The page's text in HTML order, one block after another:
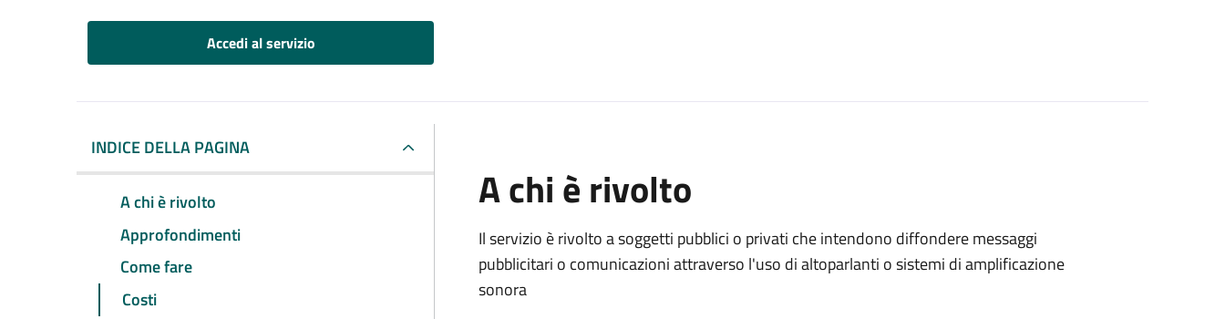
Accedi al servizio
INDICE DELLA PAGINA
A chi è rivolto
Approfondimenti
Come fare
Costi
A chi è rivolto
Il servizio è rivolto a soggetti pubblici o privati che intendono diffondere messaggi
pubblicitari o comunicazioni attraverso l'uso di altoparlanti o sistemi di amplificazione
sonora